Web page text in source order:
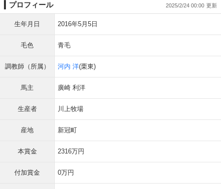
プロフィール 2025/2/24 00:00
生年月日 2016年5月5日
毛色 青毛
調教師（所属） 河内 洋(栗東)
馬主 廣崎 利洋
生産者 川上牧場
産地 新冠町
本賞金 2316万円
付加賞金 0万円